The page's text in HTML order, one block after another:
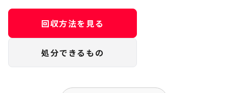
回収方法を見る
処分できるもの